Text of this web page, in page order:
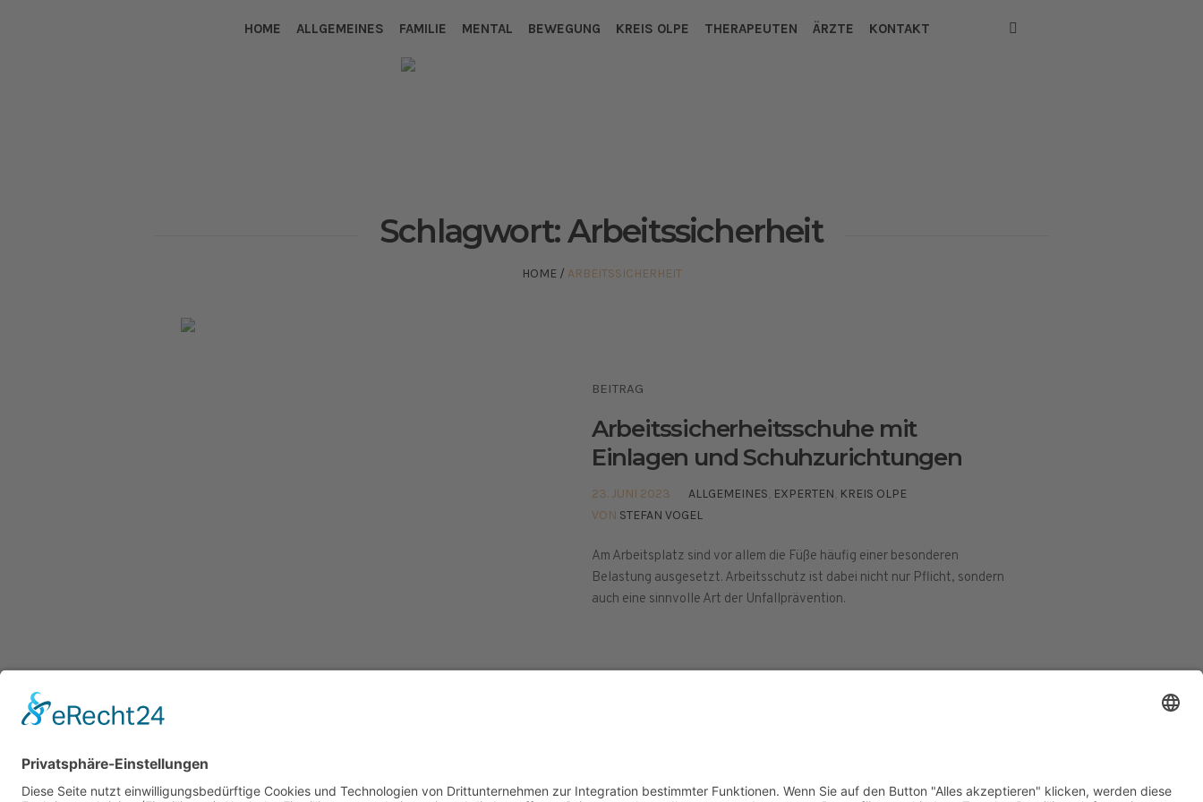
HOME ALLGEMEINES FAMILIE MENTAL BEWEGUNG KREIS OLPE THERAPEUTEN ÄRZTE KONTAKT
Schlagwort:Arbeitssicherheit
HOME / ARBEITSSICHERHEIT
BEITRAG
Arbeitssicherheitsschuhe mit
Einlagen und Schuhzurichtungen
23. JUNI 2023 ALLGEMEINES, EXPERTEN, KREIS OLPE
VON STEFAN VOGEL
Am Arbeitsplatz sind vor allem die Füße häufig einer besonderen
Belastung ausgesetzt. Arbeitsschutz ist dabei nicht nur Pflicht, sondern
auch eine sinnvolle Art der Unfallprävention.